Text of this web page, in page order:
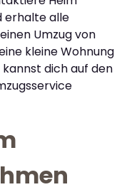
erhalte alle
Umzug von
kleine Wohnung
kannst dich auf den